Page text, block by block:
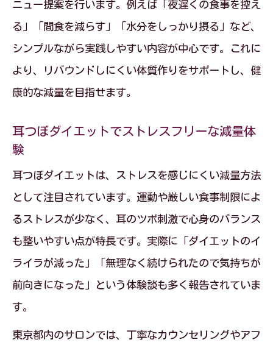
ニュー提案を行います。例えば「夜遅くの食事を控え
る」「間食を減らす」「水分をしっかり摂る」など、
シンプルながら実践しやすい内容が中心です。これに
より、リバウンドしにくい体質作りをサポートし、健
康的な減量を目指せます。
耳つぼダイエットでストレスフリーな減量体
験
耳つぼダイエットは、ストレスを感じにくい減量方法
として注目されています。運動や厳しい食事制限によ
るストレスが少なく、耳のツボ刺激で心身のバランス
も整いやすい点が特長です。実際に「ダイエットのイ
ライラが減った」「無理なく続けられたので気持ちが
前向きになった」という体験談も多く報告されていま
す。
東京都内のサロンでは、丁寧なカウンセリングやアフ